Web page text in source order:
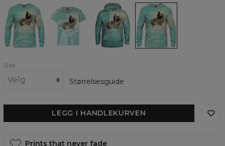
Dreamer
Sweatshirt
Dreamer
womens
t-
shirt
Dreamer
womens
hoodie
Dreamer
womens
sweatshirt
Size
Størrelsesguide
LEGG I HANDLEKURVEN
Prints that never fade